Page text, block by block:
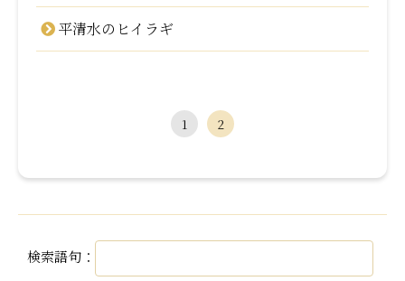
平清水のヒイラギ
1 2
検索語句：